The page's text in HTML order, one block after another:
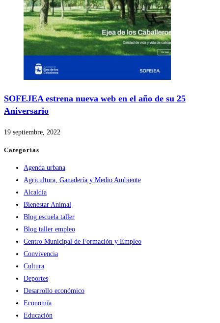
SOFEJEA estrena nueva web en el año de su 25
Aniversario
19 septiembre, 2022
Categorías
Agenda urbana
Agricultura, Ganadería y Medio Ambiente
Alcaldía
Bienestar Animal
Blog escuela taller
Blog taller empleo
Centro Municipal de Formación y Empleo
Convivencia
Cultura
Deportes
Desarrollo económico
Economía
Educación